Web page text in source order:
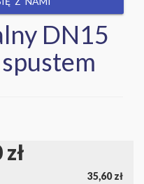
DN15
35,60 zł